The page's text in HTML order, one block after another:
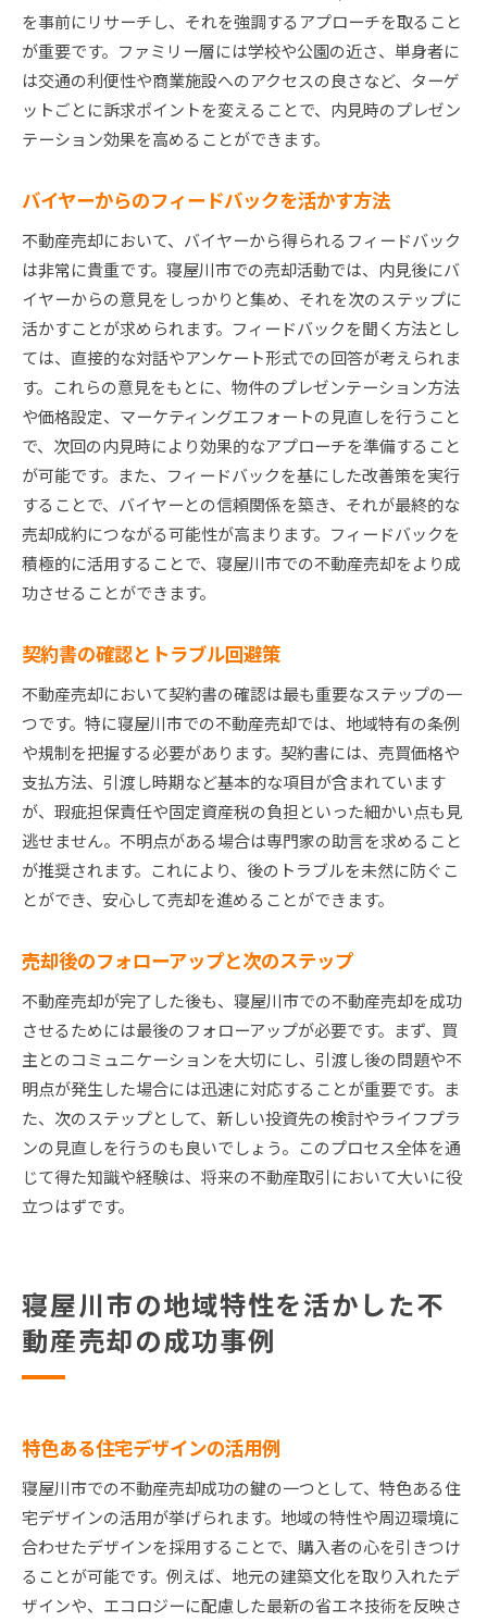
を事前にリサーチし、それを強調するアプローチを取ること
が重要です。ファミリー層には学校や公園の近さ、単身者に
は交通の利便性や商業施設へのアクセスの良さなど、ターゲ
ットごとに訴求ポイントを変えることで、内見時のプレゼン
テーション効果を高めることができます。
バイヤーからのフィードバックを活かす方法
不動産売却において、バイヤーから得られるフィードバック
は非常に貴重です。寝屋川市での売却活動では、内見後にバ
イヤーからの意見をしっかりと集め、それを次のステップに
活かすことが求められます。フィードバックを聞く方法とし
ては、直接的な対話やアンケート形式での回答が考えられま
す。これらの意見をもとに、物件のプレゼンテーション方法
や価格設定、マーケティングエフォートの見直しを行うこと
で、次回の内見時により効果的なアプローチを準備すること
が可能です。また、フィードバックを基にした改善策を実行
することで、バイヤーとの信頼関係を築き、それが最終的な
売却成約につながる可能性が高まります。フィードバックを
積極的に活用することで、寝屋川市での不動産売却をより成
功させることができます。
契約書の確認とトラブル回避策
不動産売却において契約書の確認は最も重要なステップの一
つです。特に寝屋川市での不動産売却では、地域特有の条例
や規制を把握する必要があります。契約書には、売買価格や
支払方法、引渡し時期など基本的な項目が含まれています
が、瑕疵担保責任や固定資産税の負担といった細かい点も見
逃せません。不明点がある場合は専門家の助言を求めること
が推奨されます。これにより、後のトラブルを未然に防ぐこ
とができ、安心して売却を進めることができます。
売却後のフォローアップと次のステップ
不動産売却が完了した後も、寝屋川市での不動産売却を成功
させるためには最後のフォローアップが必要です。まず、買
主とのコミュニケーションを大切にし、引渡し後の問題や不
明点が発生した場合には迅速に対応することが重要です。ま
た、次のステップとして、新しい投資先の検討やライフプラ
ンの見直しを行うのも良いでしょう。このプロセス全体を通
じて得た知識や経験は、将来の不動産取引において大いに役
立つはずです。
寝屋川市の地域特性を活かした不
動産売却の成功事例
特色ある住宅デザインの活用例
寝屋川市での不動産売却成功の鍵の一つとして、特色ある住
宅デザインの活用が挙げられます。地域の特性や周辺環境に
合わせたデザインを採用することで、購入者の心を引きつけ
ることが可能です。例えば、地元の建築文化を取り入れたデ
ザインや、エコロジーに配慮した最新の省エネ技術を反映さ